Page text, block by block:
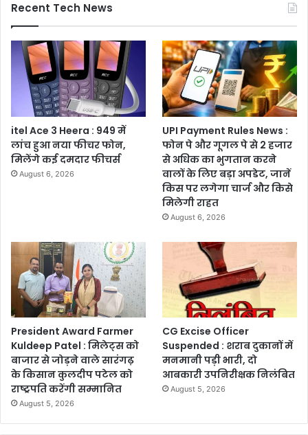
Recent Tech News
itel Ace 3 Heera : 949 में
लांच हुआ नया फीचर फोन,
मिलेंगे कई दमदार फीचर्स
August 6, 2026
UPI Payment Rules News :
फोन पे और गूगल पे से 2 हजार
से अधिक का भुगतान करने
वालों के लिए बड़ा अपडेट, जानें
किस पर लगेगा चार्ज और किसे
मिलेगी राहत
August 6, 2026
President Award Farmer
Kuldeep Patel : मिलेट्स को
बाजार से जोड़ने वाले सारंगढ़
के किसान कुलदीप पटेल को
राष्ट्रपति करेंगी सम्मानित
August 5, 2026
CG Excise Officer
Suspended : शराब दुकानों में
मनमानी पड़ी भारी, दो
आबकारी उपनिरीक्षक निलंबित
August 5, 2026